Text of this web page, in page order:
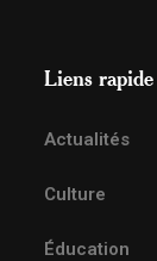
Liens rapide
Actualités
Culture
Éducation